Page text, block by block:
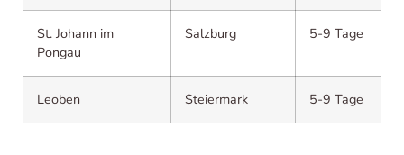
St. Johann im
Pongau
Salzburg 5-9 Tage
Leoben Steiermark 5-9 Tage